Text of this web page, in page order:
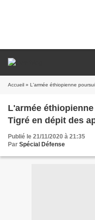
Accueil » L'armée éthiopienne poursuit
L'armée
Tigré en dépit des
Publié le 21/11/2020 à 21:35
Par Spécial Défense